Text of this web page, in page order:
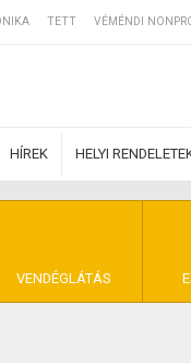
TETT VÉMÉNDI
HÍREK HELYI
VENDÉGLÁTÁS